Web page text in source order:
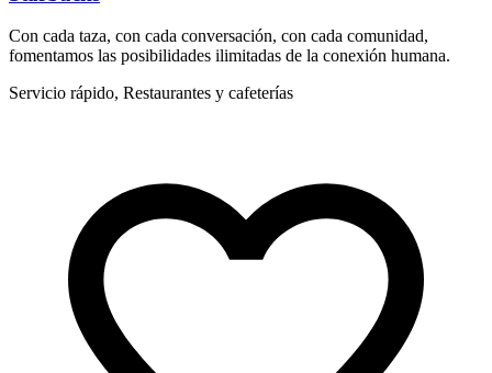
Con cada taza, con cada conversación, con cada comunidad,
fomentamos las posibilidades ilimitadas de la conexión humana.
Servicio rápido, Restaurantes y cafeterías